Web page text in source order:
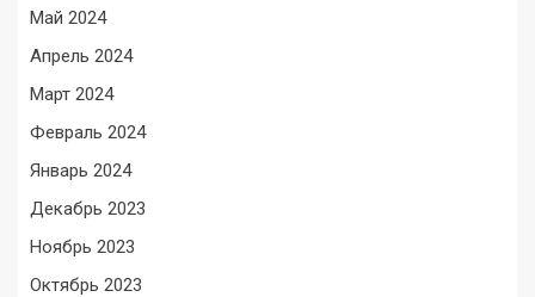
Май 2024
Апрель 2024
Март 2024
Февраль 2024
Январь 2024
Декабрь 2023
Ноябрь 2023
Октябрь 2023